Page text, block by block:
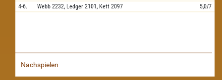
4-6.
Webb 2232, Ledger 2101, Kett 2097 5,0/7
Nachspielen